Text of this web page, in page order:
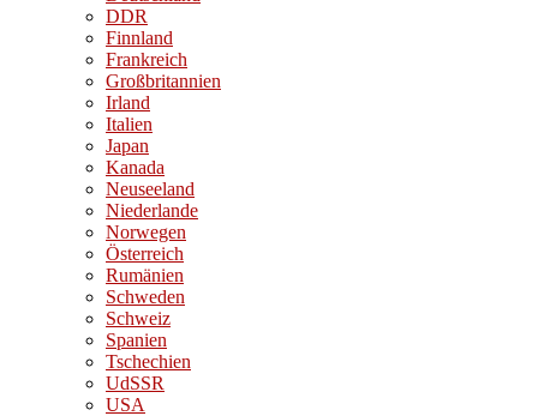
DDR
Finnland
Frankreich
Großbritannien
Irland
Italien
Japan
Kanada
Neuseeland
Niederlande
Norwegen
Österreich
Rumänien
Schweden
Schweiz
Spanien
Tschechien
UdSSR
USA